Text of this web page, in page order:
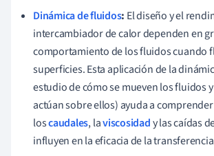
Dinámica de fluidos: El diseño y el
intercambiador de calor dependen en
comportamiento de los fluidos cuando
superficies. Esta aplicación de la
estudio de cómo se mueven los fluidos
actúan sobre ellos) ayuda a
loscaudales, laviscosidady las caídas
influyen en la eficacia de la